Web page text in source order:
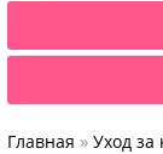
Главная » Уход за